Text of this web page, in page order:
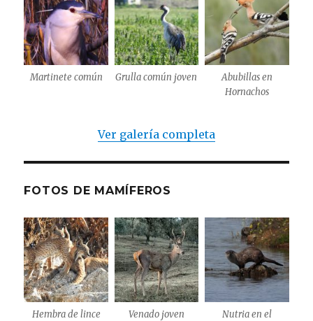
Martinete común Grulla común joven
Abubillas en
Hornachos
Ver galería completa
FOTOS DE MAMÍFEROS
Hembra de lince
Venado joven
Nutria en el